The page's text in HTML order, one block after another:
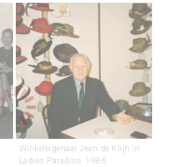
Winkeleigenaar Jean de Klijn in
Ladies Paradise, 1986.